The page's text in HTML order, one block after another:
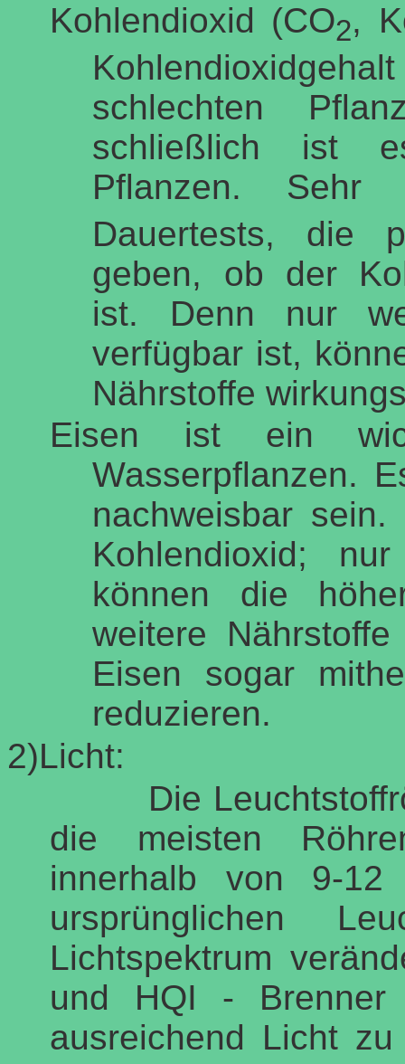
Kohlendioxid (CO2,
schlechten
schließlich ist
Pflanzen.
Dauertests, die
geben, ob der
ist. Denn nur
verfügbar ist,
Nährstoffe
Eisen ist ein
Wasserpflanzen.
nachweisbar
Kohlendioxid;
können die
weitere
Eisen sogar
reduzieren.
2)Licht:
Die
die meisten
innerhalb von 9-
ursprünglichen
Lichtspektrum
und HQI - Brenner
ausreichend Licht